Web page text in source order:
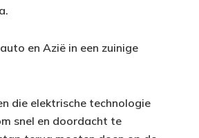
en Azië in een zuinige
die elektrische technologie
snel en doordacht te